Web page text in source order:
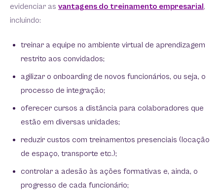
evidenciar as vantagens do treinamento empresarial,
incluindo:
treinar a equipe no ambiente virtual de aprendizagem
restrito aos convidados;
agilizar o onboarding de novos funcionários, ou seja, o
processo de integração;
oferecer cursos a distância para colaboradores que
estão em diversas unidades;
reduzir custos com treinamentos presenciais (locação
de espaço, transporte etc.);
controlar a adesão às ações formativas e, ainda, o
progresso de cada funcionário;